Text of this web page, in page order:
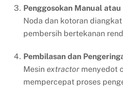
Penggosokan Manual
Noda dan kotoran
pembersih bertekanan
Pembilasan dan
Mesin extractor menyedot
mempercepat proses